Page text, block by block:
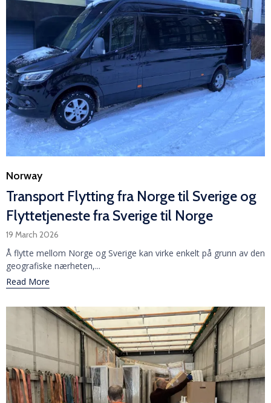
Category
Norway
Transport Flytting fra Norge til Sverige og
Flyttetjeneste fra Sverige til Norge
19 March 2026
Å flytte mellom Norge og Sverige kan virke enkelt på grunn av den
geografiske nærheten,...
Read More